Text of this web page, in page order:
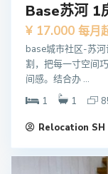
Base苏河 1
¥ 17.000 每月
base城市社区-苏
割，把每一寸空间
间感。结合办 ...
1
1
Relocation SH